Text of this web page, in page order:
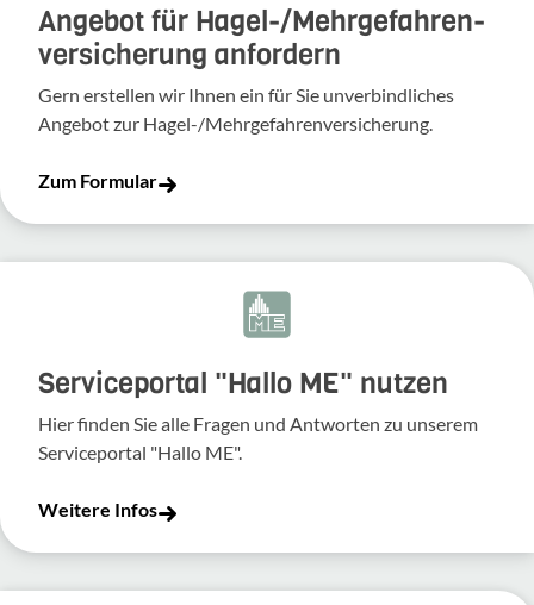
Angebot für Hagel-­/Mehrgefahren­
versicherung anfordern
Gern erstellen wir Ihnen ein für Sie unverbindliches
Angebot zur Hagel-/Mehrgefahrenversicherung.
Zum Formular
Serviceportal "Hallo ME" nutzen
Hier finden Sie alle Fragen und Antworten zu unserem
Serviceportal "Hallo ME".
Weitere Infos